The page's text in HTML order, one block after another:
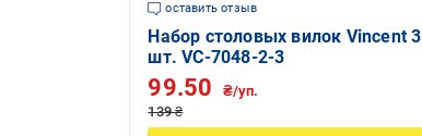
оставить отзыв
Набор столовых вилок Vincent 3
шт. VC-7048-2-3
139 ₴
99.50 ₴/уп.